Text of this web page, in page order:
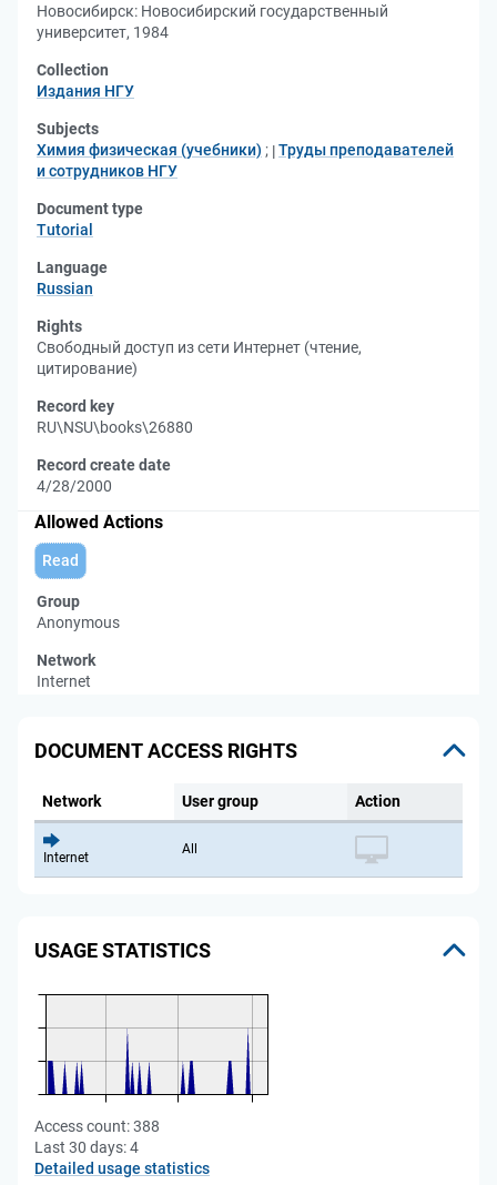
Новосибирск: Новосибирский государственный
университет, 1984
Collection
Издания НГУ
Subjects
Химия физическая (учебники) ; Труды преподавателей
и сотрудников НГУ
Document type
Tutorial
Language
Russian
Rights
Свободный доступ из сети Интернет (чтение,
цитирование)
Record key
RU\NSU\books\26880
Record create date
4/28/2000
Allowed Actions
Read
Group
Anonymous
Network
Internet
DOCUMENT ACCESS RIGHTS
Network User group Action
Internet
All
USAGE STATISTICS
Access count:388
Last 30 days:4
Detailed usage statistics